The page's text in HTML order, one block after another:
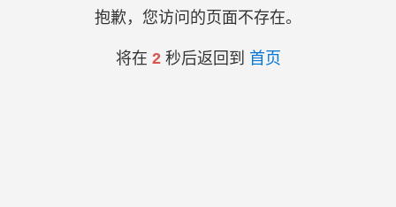
抱歉，您访问的页面不存在。
将在 2秒后返回到 首页